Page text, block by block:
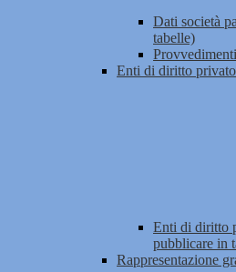
Dati società
tabelle)
Provvedimenti
Enti di diritto
Enti di diritto
pubblicare in
Rappresentazione